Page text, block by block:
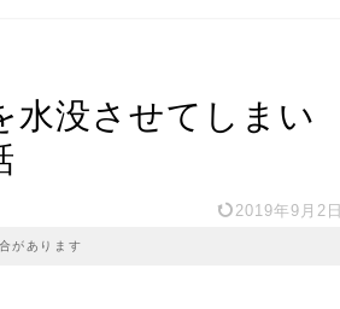
水没させてしまい
2019年9月2日
があります